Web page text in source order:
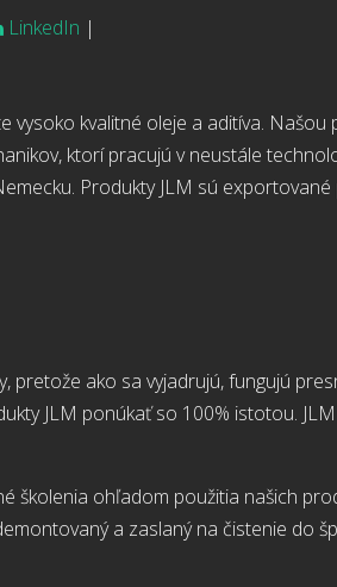
LinkedIn |
vysoko kvalitné oleje a aditíva.
ktorí pracujú v neustále
Produkty JLM sú
pretože ako sa vyjadrujú, fungujú
JLM ponúkať so 100% istotou.
školenia ohľadom použitia našich
a zaslaný na čistenie do